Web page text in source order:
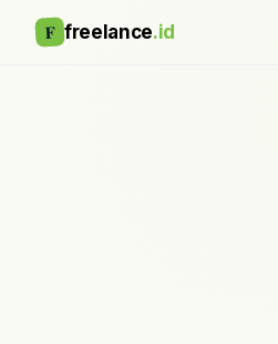
F freelance.id